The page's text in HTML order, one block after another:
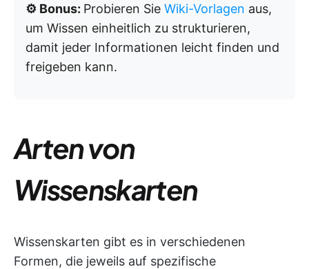
⚙️ Bonus: Probieren Sie Wiki-Vorlagen aus,
um Wissen einheitlich zu strukturieren,
damit jeder Informationen leicht finden und
freigeben kann.
Arten von
Wissenskarten
Wissenskarten gibt es in verschiedenen
Formen, die jeweils auf spezifische